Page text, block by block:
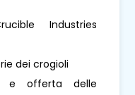
Industries
dei crogioli
e offerta delle